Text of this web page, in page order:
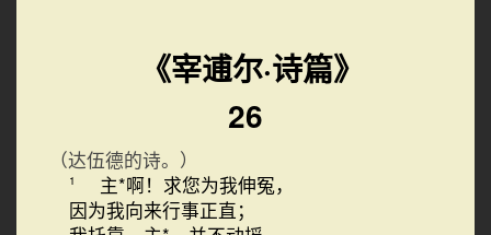
《宰逋尔·诗篇》
26
（达伍德的诗。）
1
主*啊！求您为我伸冤，
因为我向来行事正直；